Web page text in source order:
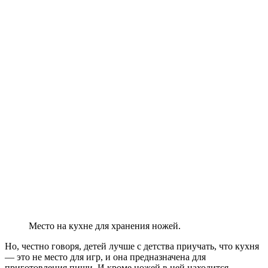
Место на кухне для хранения ножей.
Но, честно говоря, детей лучше с детства приучать, что кухня
— это не место для игр, и она предназначена для